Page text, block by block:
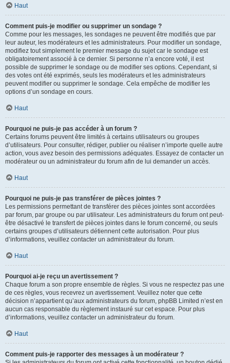
Haut
Comment puis-je modifier ou supprimer un sondage ?
Comme pour les messages, les sondages ne peuvent être modifiés que par
leur auteur, les modérateurs et les administrateurs. Pour modifier un sondage,
modifiez tout simplement le premier message du sujet car le sondage est
obligatoirement associé à ce dernier. Si personne n’a encore voté, il est
possible de supprimer le sondage ou de modifier ses options. Cependant, si
des votes ont été exprimés, seuls les modérateurs et les administrateurs
peuvent modifier ou supprimer le sondage. Cela empêche de modifier les
options d’un sondage en cours.
Haut
Pourquoi ne puis-je pas accéder à un forum ?
Certains forums peuvent être limités à certains utilisateurs ou groupes
d’utilisateurs. Pour consulter, rédiger, publier ou réaliser n’importe quelle autre
action, vous avez besoin des permissions adéquates. Essayez de contacter un
modérateur ou un administrateur du forum afin de lui demander un accès.
Haut
Pourquoi ne puis-je pas transférer de pièces jointes ?
Les permissions permettant de transférer des pièces jointes sont accordées
par forum, par groupe ou par utilisateur. Les administrateurs du forum ont peut-
être désactivé le transfert de pièces jointes dans le forum concerné, ou seuls
certains groupes d’utilisateurs détiennent cette autorisation. Pour plus
d’informations, veuillez contacter un administrateur du forum.
Haut
Pourquoi ai-je reçu un avertissement ?
Chaque forum a son propre ensemble de règles. Si vous ne respectez pas une
de ces règles, vous recevrez un avertissement. Veuillez noter que cette
décision n’appartient qu’aux administrateurs du forum, phpBB Limited n’est en
aucun cas responsable du règlement instauré sur cet espace. Pour plus
d’informations, veuillez contacter un administrateur du forum.
Haut
Comment puis-je rapporter des messages à un modérateur ?